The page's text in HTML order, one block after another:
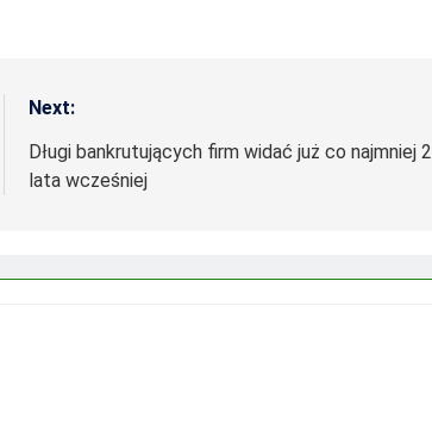
Next:
Długi bankrutujących firm widać już co najmniej 2
lata wcześniej